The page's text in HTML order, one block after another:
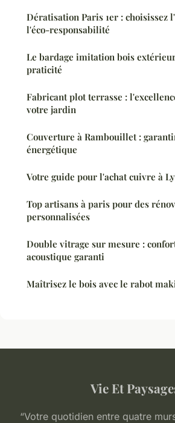
Dératisation Paris 1er : choisissez
l'éco-responsabilité
Le bardage imitation bois
praticité
Fabricant plot terrasse :
votre jardin
Couverture à Rambouillet :
énergétique
Votre guide pour l'achat cuivre à
Top artisans à paris pour des
personnalisées
Double vitrage sur mesure :
acoustique garanti
Maîtrisez le bois avec le rabot
Vie Et
“Votre quotidien entre quatre